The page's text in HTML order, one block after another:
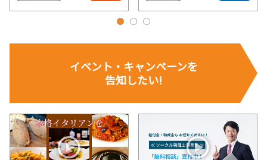
イベント・ キャンペーンを
告知したい!